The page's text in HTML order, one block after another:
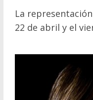
La
22 de abril y el